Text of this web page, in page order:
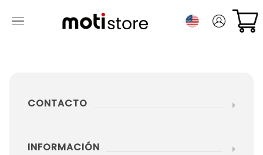
CONTACTO
INFORMACIÓN